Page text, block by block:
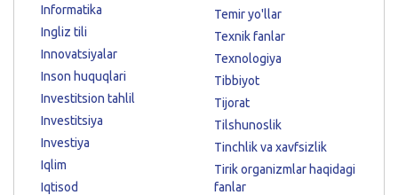
Informatika
Ingliz tili
Innovatsiyalar
Inson huquqlari
Investitsion tahlil
Investitsiya
Investiya
Iqlim
Iqtisod
Temir yo'llar
Texnik fanlar
Texnologiya
Tibbiyot
Tijorat
Tilshunoslik
Tinchlik va xavfsizlik
Tirik organizmlar haqidagi
fanlar